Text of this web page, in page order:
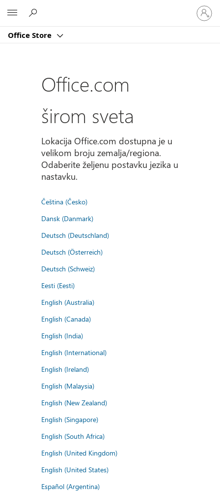
Office Store
Prijavite
se
na
Office.com
širom sveta
Lokacija Office.com dostupna je u
velikom broju zemalja/regiona.
Odaberite željenu postavku jezika u
nastavku.
Čeština (Česko)
Dansk (Danmark)
Deutsch (Deutschland)
Deutsch (Österreich)
Deutsch (Schweiz)
Eesti (Eesti)
English (Australia)
English (Canada)
English (India)
English (International)
English (Ireland)
English (Malaysia)
English (New Zealand)
English (Singapore)
English (South Africa)
English (United Kingdom)
English (United States)
Español (Argentina)